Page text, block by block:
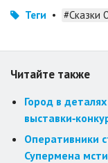
Теги • #Сказки
Читайте также
Город в
Оперативники
Супермена